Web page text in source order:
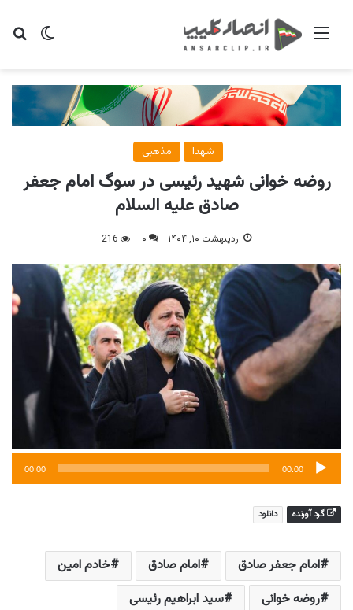
تغییر منو
شهدا مذهبی
روضه خوانی شهید رئیسی در سوگ امام جعفر
صادق علیه السلام
اردیبهشت ۱۰, ۱۴۰۴ ۰ 216
00:00
00:00
گرد آورنده دانلود
امام جعفر صادق امام صادق
خادم امین
روضه خوانی
سید ابراهیم رئیسی